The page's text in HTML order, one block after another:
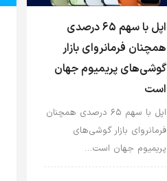
اپل با سهم ۶۵ درصدی
همچنان فرمانروای بازار
گوشی‌های پریمیوم جهان
است
اپل با سهم ۶۵ درصدی همچنان
فرمانروای بازار گوشی‌های
پریمیوم جهان است…